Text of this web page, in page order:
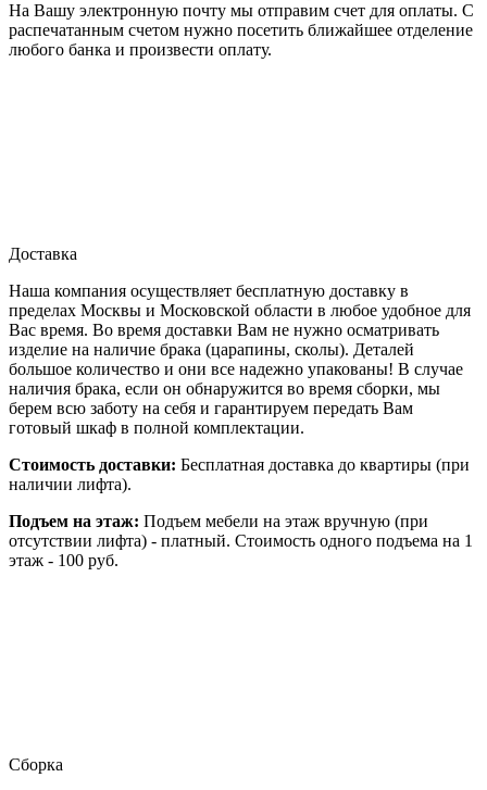
На Вашу электронную почту мы отправим счет для оплаты. С
распечатанным счетом нужно посетить ближайшее отделение
любого банка и произвести оплату.
Доставка
Наша компания осуществляет бесплатную доставку в
пределах Москвы и Московской области в любое удобное для
Вас время. Во время доставки Вам не нужно осматривать
изделие на наличие брака (царапины, сколы). Деталей
большое количество и они все надежно упакованы! В случае
наличия брака, если он обнаружится во время сборки, мы
берем всю заботу на себя и гарантируем передать Вам
готовый шкаф в полной комплектации.
Стоимость доставки: Бесплатная доставка до квартиры (при
наличии лифта).
Подъем на этаж: Подъем мебели на этаж вручную (при
отсутствии лифта) - платный. Стоимость одного подъема на 1
этаж - 100 руб.
Сборка